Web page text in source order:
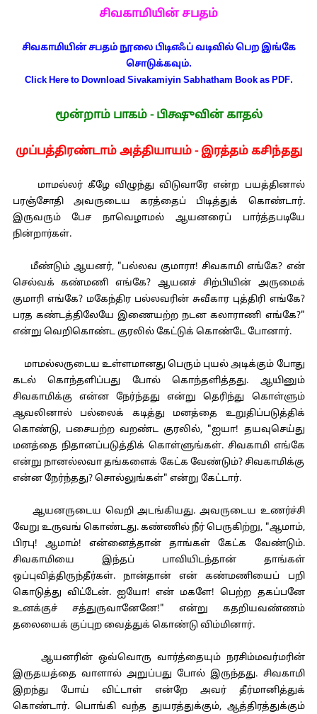
சிவகாமியின் சபதம்
சிவகாமியின் சபதம் நூலை பிடிஎஃப் வடிவில் பெற இங்கே
சொடுக்கவும்.
Click Here to Download Sivakamiyin Sabhatham Book as PDF.
மூன்றாம் பாகம் - பிக்ஷுவின் காதல்
முப்பத்திரண்டாம் அத்தியாயம் - இரத்தம் கசிந்தது
மாமல்லர் கீழே விழுந்து விடுவாரே என்ற பயத்தினால்
பரஞ்சோதி அவருடைய கரத்தைப் பிடித்துக் கொண்டார்.
இருவரும் பேச நாவெழாமல் ஆயனரைப் பார்த்தபடியே
நின்றார்கள்.
மீண்டும் ஆயனர், "பல்லவ குமாரா! சிவகாமி எங்கே? என்
செல்வக் கண்மணி எங்கே? ஆயனச் சிற்பியின் அருமைக்
குமாரி எங்கே? மகேந்திர பல்லவரின் சுவீகார புத்திரி எங்கே?
பரத கண்டத்திலேயே இணையற்ற நடன கலாராணி எங்கே?"
என்று வெறிகொண்ட குரலில் கேட்டுக் கொண்டே போனார்.
மாமல்லருடைய உள்ளமானது பெரும் புயல் அடிக்கும் போது
கடல் கொந்தளிப்பது போல் கொந்தளித்தது. ஆயினும்
சிவகாமிக்கு என்ன நேர்ந்தது என்று தெரிந்து கொள்ளும்
ஆவலினால் பல்லைக் கடித்து மனத்தை உறுதிப்படுத்திக்
கொண்டு, பசையற்ற வறண்ட குரலில், "ஐயா! தயவுசெய்து
மனத்தை நிதானப்படுத்திக் கொள்ளுங்கள். சிவகாமி எங்கே
என்று நானல்லவா தங்களைக் கேட்க வேண்டும்? சிவகாமிக்கு
என்ன நேர்ந்தது? சொல்லுங்கள்" என்று கேட்டார்.
ஆயனருடைய வெறி அடங்கியது. அவருடைய உணர்ச்சி
வேறு உருவங் கொண்டது. கண்ணில் நீர் பெருகிற்று, "ஆமாம்,
பிரபு! ஆமாம்! என்னைத்தான் தாங்கள் கேட்க வேண்டும்.
சிவகாமியை இந்தப் பாவியிடந்தான் தாங்கள்
ஒப்புவித்திருந்தீர்கள். நான்தான் என் கண்மணியைப் பறி
கொடுத்து விட்டேன். ஐயோ! என் மகளே! பெற்ற தகப்பனே
உனக்குச் சத்துருவானேனே!" என்று கதறியவண்ணம்
தலையைக் குப்புற வைத்துக் கொண்டு விம்மினார்.
ஆயனரின் ஒவ்வொரு வார்த்தையும் நரசிம்மவர்மரின்
இருதயத்தை வாளால் அறுப்பது போல் இருந்தது. சிவகாமி
இறந்து போய் விட்டாள் என்றே அவர் தீர்மானித்துக்
கொண்டார். பொங்கி வந்த துயரத்துக்கும், ஆத்திரத்துக்கும்